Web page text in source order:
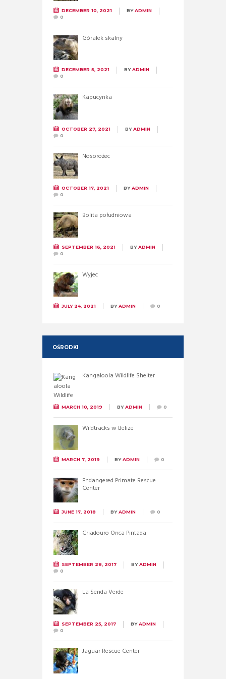
DECEMBER 10, 2021 BYADMIN
0
Góralek skalny
DECEMBER 5, 2021 BYADMIN
0
Kapucynka
OCTOBER 27, 2021 BYADMIN
0
Nosorożec
OCTOBER 17, 2021 BYADMIN
0
Bolita południowa
SEPTEMBER 16, 2021 BYADMIN
0
Wyjec
JULY 24, 2021 BYADMIN 0
OŚRODKI
Kangaloola Wildlife Shelter
MARCH 10, 2019 BYADMIN 0
Wildtracks w Belize
MARCH 7, 2019 BYADMIN 0
Endangered Primate Rescue
Center
JUNE 17, 2018 BYADMIN 0
Criadouro Onca Pintada
SEPTEMBER 28, 2017 BYADMIN
0
La Senda Verde
SEPTEMBER 25, 2017 BYADMIN
0
Jaguar Rescue Center